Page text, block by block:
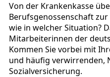
Von der Krankenkasse
Berufsgenossenschaft zur
wie in welcher Situation?
Mitarbeiterinnen der
Kommen Sie vorbei mit
und häufig verwirrenden,
Sozialversicherung.